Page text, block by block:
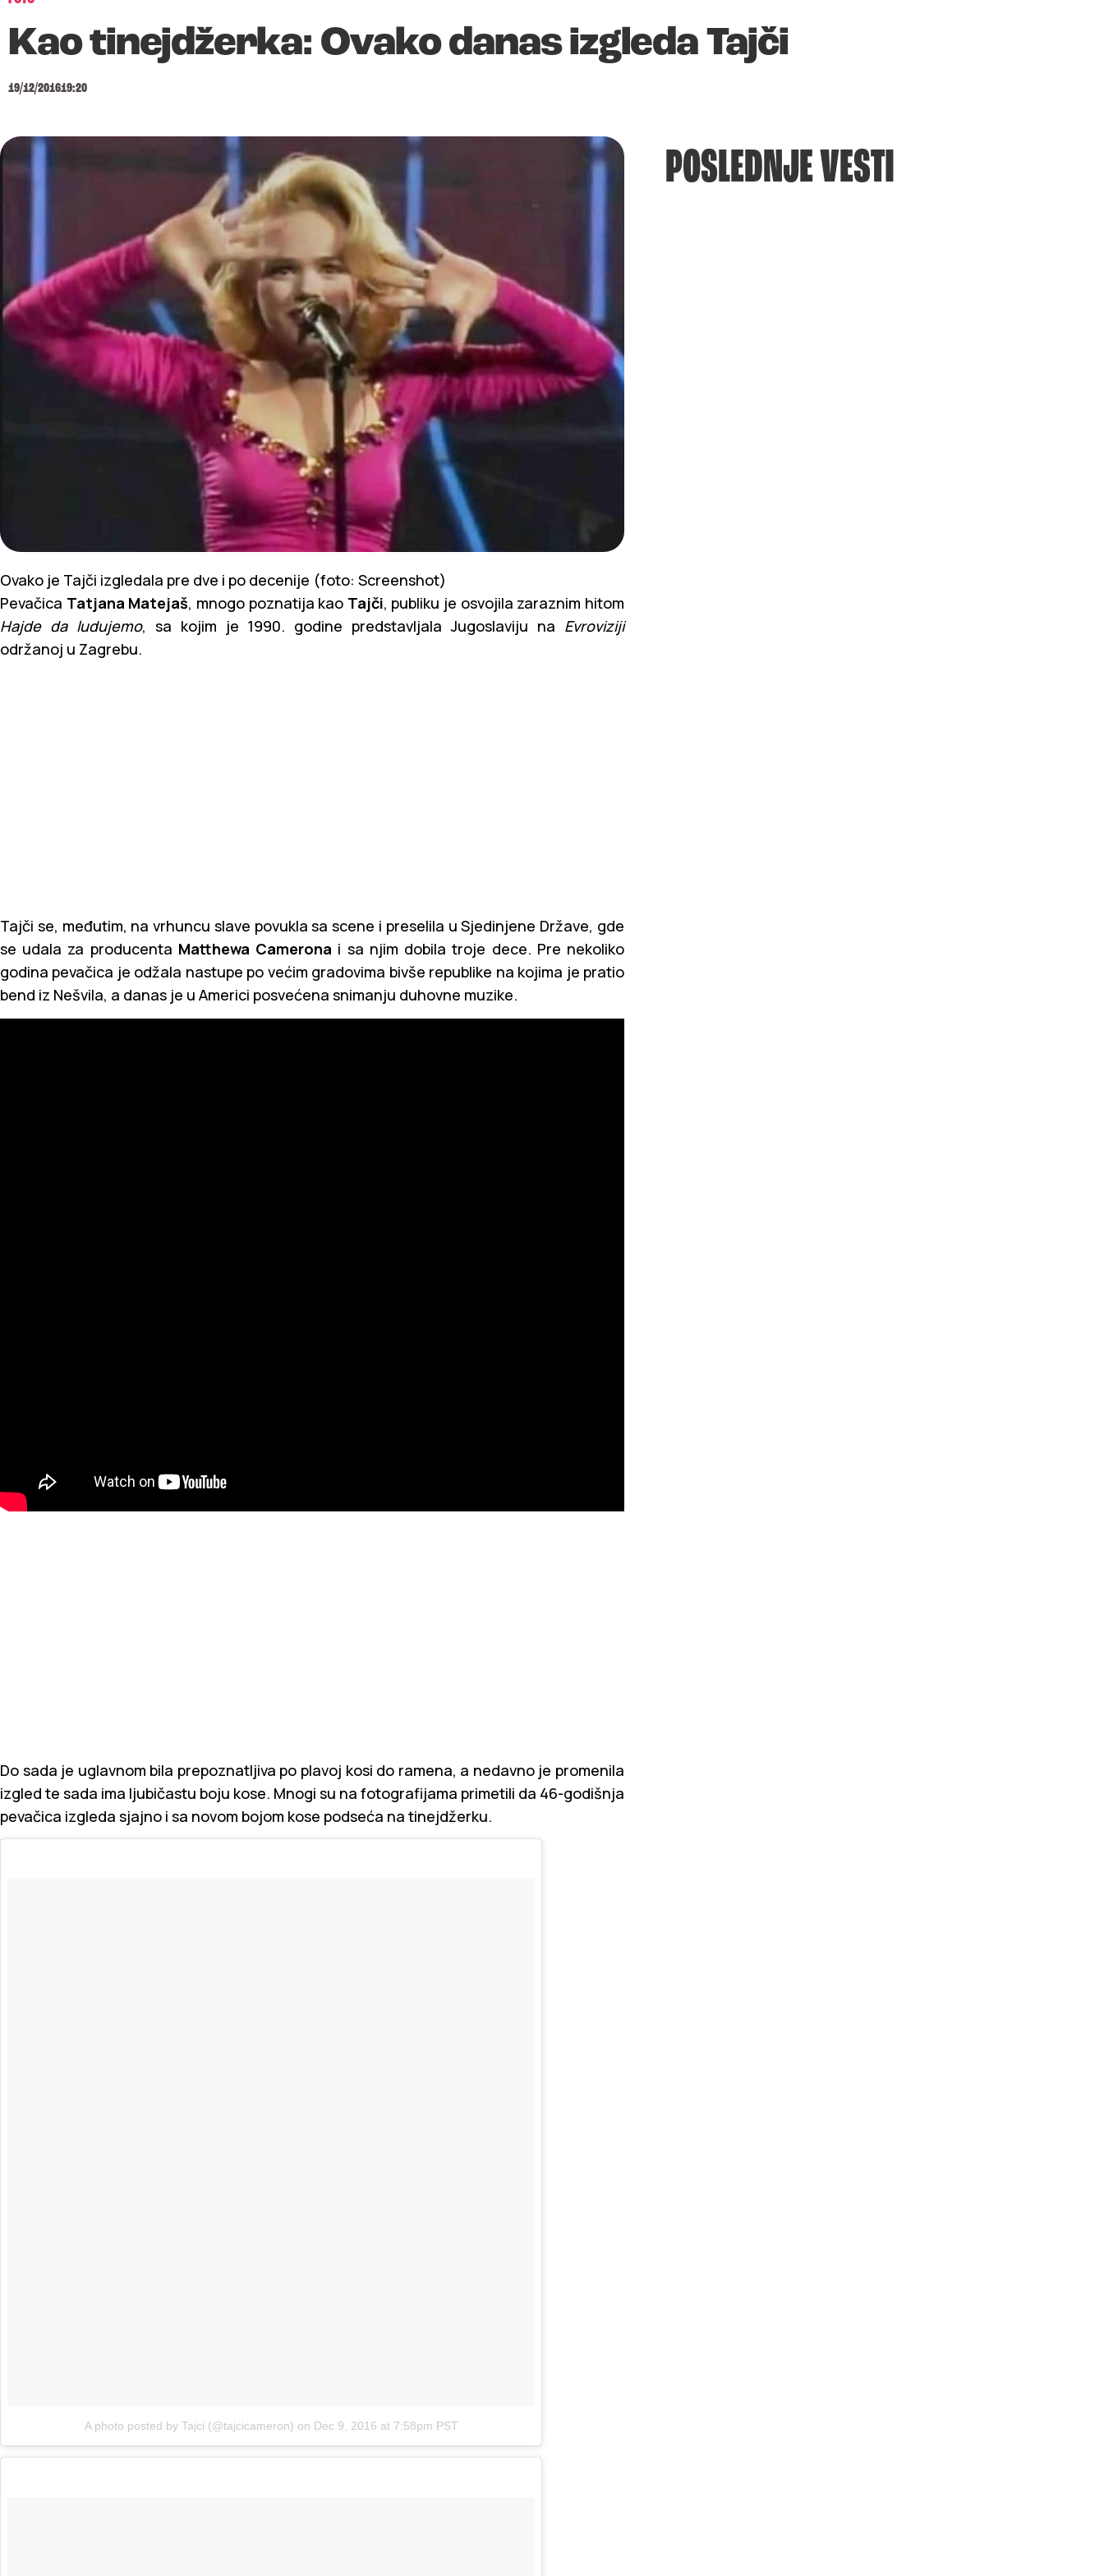
Kao tinejdžerka: Ovako danas izgleda Tajči
19/12/201619:20
Ovako je Tajči izgledala pre dve i po decenije (foto: Screenshot)
Pevačica Tatjana Matejaš, mnogo poznatija kao Tajči, publiku je osvojila zaraznim hitom
Hajde da ludujemo, sa kojim je 1990. godine predstavljala Jugoslaviju na Evroviziji
održanoj u Zagrebu.
Tajči se, međutim, na vrhuncu slave povukla sa scene i preselila u Sjedinjene Države, gde
se udala za producenta Matthewa Camerona i sa njim dobila troje dece. Pre nekoliko
godina pevačica je odžala nastupe po većim gradovima bivše republike na kojima je pratio
bend iz Nešvila, a danas je u Americi posvećena snimanju duhovne muzike.
Do sada je uglavnom bila prepoznatljiva po plavoj kosi do ramena, a nedavno je promenila
izgled te sada ima ljubičastu boju kose. Mnogi su na fotografijama primetili da 46-godišnja
pevačica izgleda sjajno i sa novom bojom kose podseća na tinejdžerku.
A photo posted by Tajci (@tajcicameron) on Dec 9, 2016 at 7:58pm PST
POSLEDNJE VESTI